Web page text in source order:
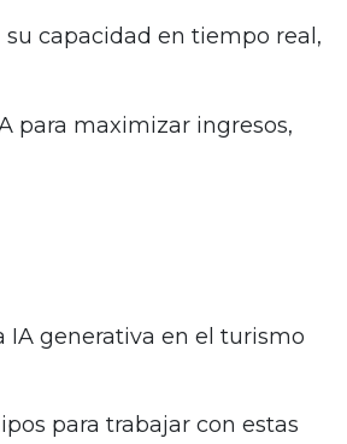
capacidad en tiempo real,
para maximizar ingresos,
IA generativa en el turismo
para trabajar con estas